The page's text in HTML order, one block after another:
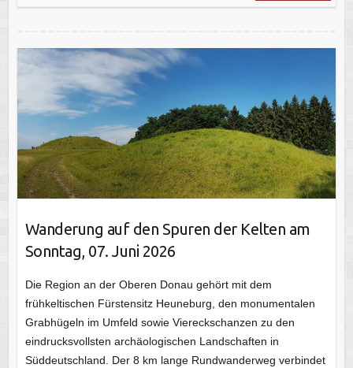
Wanderung auf den Spuren der Kelten am
Sonntag, 07. Juni 2026
Die Region an der Oberen Donau gehört mit dem
frühkeltischen Fürstensitz Heuneburg, den monumentalen
Grabhügeln im Umfeld sowie Viereckschanzen zu den
eindrucksvollsten archäologischen Landschaften in
Süddeutschland. Der 8 km lange Rundwanderweg verbindet